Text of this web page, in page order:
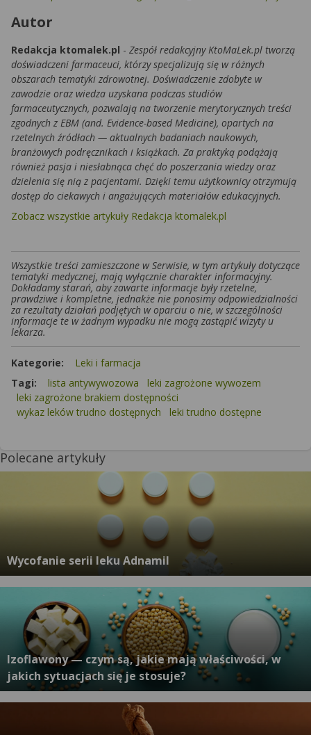
Autor
Redakcja ktomalek.pl - Zespół redakcyjny KtoMaLek.pl tworzą
doświadczeni farmaceuci, którzy specjalizują się w różnych
obszarach tematyki zdrowotnej. Doświadczenie zdobyte w
zawodzie oraz wiedza uzyskana podczas studiów
farmaceutycznych, pozwalają na tworzenie merytorycznych treści
zgodnych z EBM (and. Evidence-based Medicine), opartych na
rzetelnych źródłach — aktualnych badaniach naukowych,
branżowych podręcznikach i książkach. Za praktyką podążają
również pasja i niesłabnąca chęć do poszerzania wiedzy oraz
dzielenia się nią z pacjentami. Dzięki temu użytkownicy otrzymują
dostęp do ciekawych i angażujących materiałów edukacyjnych.
Zobacz wszystkie artykuły Redakcja ktomalek.pl
Wszystkie treści zamieszczone w Serwisie, w tym artykuły dotyczące
tematyki medycznej, mają wyłącznie charakter informacyjny.
Dokładamy starań, aby zawarte informacje były rzetelne,
prawdziwe i kompletne, jednakże nie ponosimy odpowiedzialności
za rezultaty działań podjętych w oparciu o nie, w szczególności
informacje te w żadnym wypadku nie mogą zastąpić wizyty u
lekarza.
Kategorie:
Leki i farmacja
Tagi:
lista antywywozowa
leki zagrożone wywozem
leki zagrożone brakiem dostępności
wykaz leków trudno dostępnych
leki trudno dostępne
Polecane artykuły
Wycofanie serii leku Adnamil
Izoflawony — czym są, jakie mają właściwości, w
jakich sytuacjach się je stosuje?